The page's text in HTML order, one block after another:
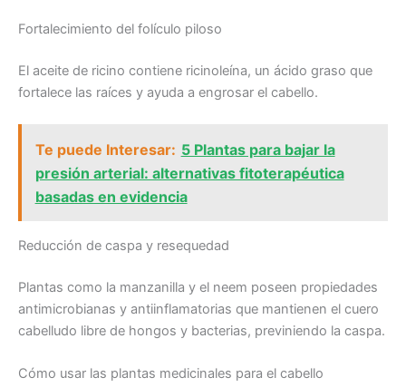
Fortalecimiento del folículo piloso
El aceite de ricino contiene ricinoleína, un ácido graso que
fortalece las raíces y ayuda a engrosar el cabello.
Te puede Interesar: 5 Plantas para bajar la
presión arterial: alternativas fitoterapéutica
basadas en evidencia
Reducción de caspa y resequedad
Plantas como la manzanilla y el neem poseen propiedades
antimicrobianas y antiinflamatorias que mantienen el cuero
cabelludo libre de hongos y bacterias, previniendo la caspa.
Cómo usar las plantas medicinales para el cabello